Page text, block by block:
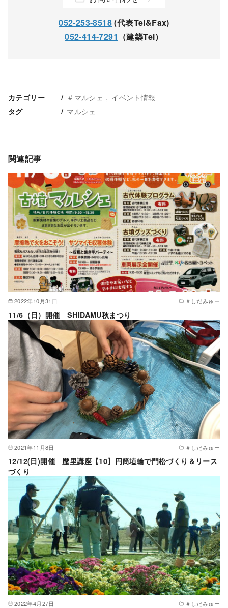
052-253-8518(代表Tel&Fax)
052-414-7291 （建築Tel）
カテゴリー ＃マルシェ イベント情報
タグ マルシェ
関連記事
2022年10月31日 ＃しだみゅー
11/6（日）開催 SHIDAMU秋まつり
2021年11月8日 ＃しだみゅー
12/12(日)開催 歴里講座【10】円筒埴輪で門松づくり＆リース
づくり
2022年4月27日 ＃しだみゅー